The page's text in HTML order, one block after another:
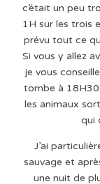
c’était un peu
1H sur les trois
prévu tout ce
Si vous y allez
je vous
tombe à 18H30
les animaux
qui
J’ai
sauvage et
une nuit de